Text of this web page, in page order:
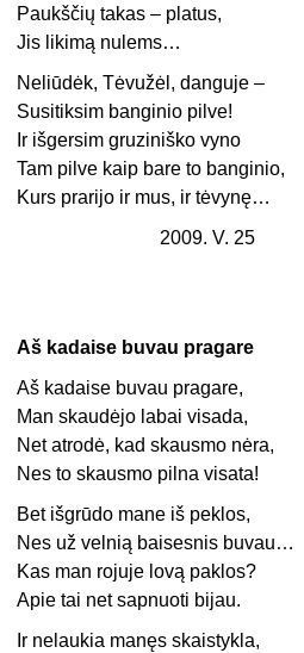
Paukščių takas – platus,
Jis likimą nulems…
Neliūdėk, Tėvužėl, danguje –
Susitiksim banginio pilve!
Ir išgersim gruziniško vyno
Tam pilve kaip bare to banginio,
Kurs prarijo ir mus, ir tėvynę…
2009. V. 25
Aš kadaise buvau pragare
Aš kadaise buvau pragare,
Man skaudėjo labai visada,
Net atrodė, kad skausmo nėra,
Nes to skausmo pilna visata!
Bet išgrūdo mane iš peklos,
Nes už velnią baisesnis buvau…
Kas man rojuje lovą paklos?
Apie tai net sapnuoti bijau.
Ir nelaukia manęs skaistykla,